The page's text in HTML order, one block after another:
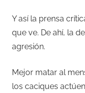
Y así la prensa
que ve. De ahí, la
agresión.
Mejor matar al
los caciques